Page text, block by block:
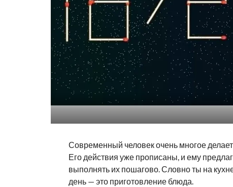
Современный человек очень многое
Его действия уже прописаны, и ему
выполнять их пошагово. Словно ты на
день — это приготовление блюда.